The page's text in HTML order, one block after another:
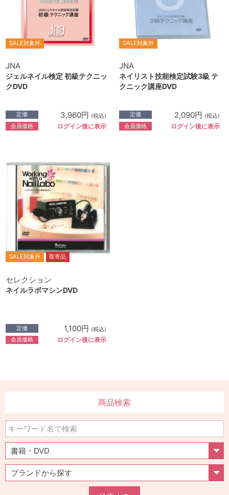
SALE対象外
JNA
ジェルネイル検定 初級テクニッ
クDVD
定価 3,960円 (税込)
会員価格 ログイン後に表示
SALE対象外
JNA
ネイリスト技能検定試験3級 テ
クニック講座DVD
定価 2,090円 (税込)
会員価格 ログイン後に表示
SALE対象外 取寄品
セレクション
ネイルラボマシンDVD
定価 1,100円 (税込)
会員価格 ログイン後に表示
商品検索